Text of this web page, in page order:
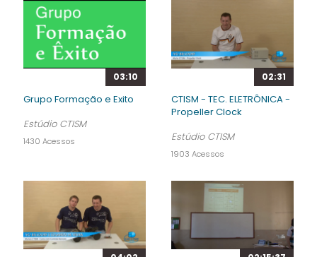
03:10
Grupo Formação e Exito
Estúdio CTISM
1430 Acessos
02:31
CTISM - TEC. ELETRÔNICA -
Propeller Clock
Estúdio CTISM
1903 Acessos